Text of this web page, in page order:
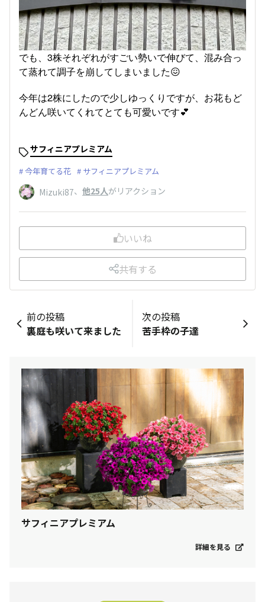
でも、3株それぞれがすごい勢いで伸びて、混み合っ
て蒸れて調子を崩してしまいました😖
今年は2株にしたので少しゆっくりですが、お花もど
んどん咲いてくれてとても可愛いです💕
サフィニアプレミアム
今年育てる花 サフィニアプレミアム
Mizuki87、 他25人がリアクション
いいね
共有する
サフィニアプレミアム
詳細を見る
前の投稿
裏庭も咲いて来ました
次の投稿
苦手枠の子達